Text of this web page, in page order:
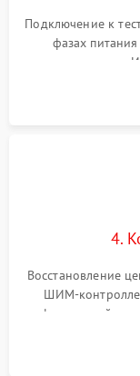
Подключение к
фазах
инициализации.
4.
Восстановление
ШИМ-
инфракрасной
чипа и